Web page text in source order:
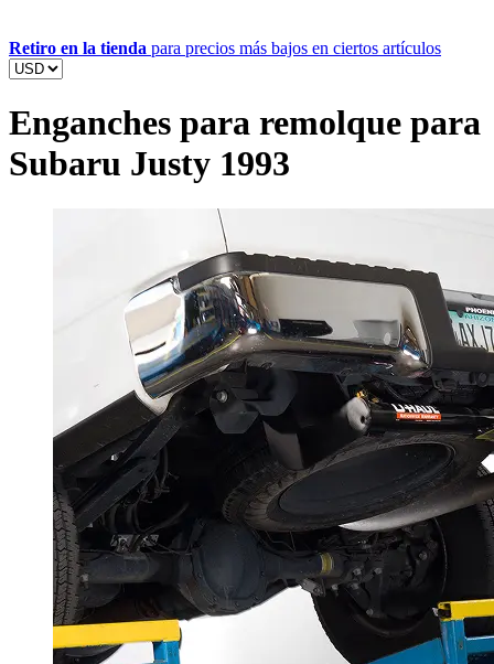
Retiro en la tienda para precios más bajos en ciertos artículos
Enganches para remolque para
Subaru Justy 1993